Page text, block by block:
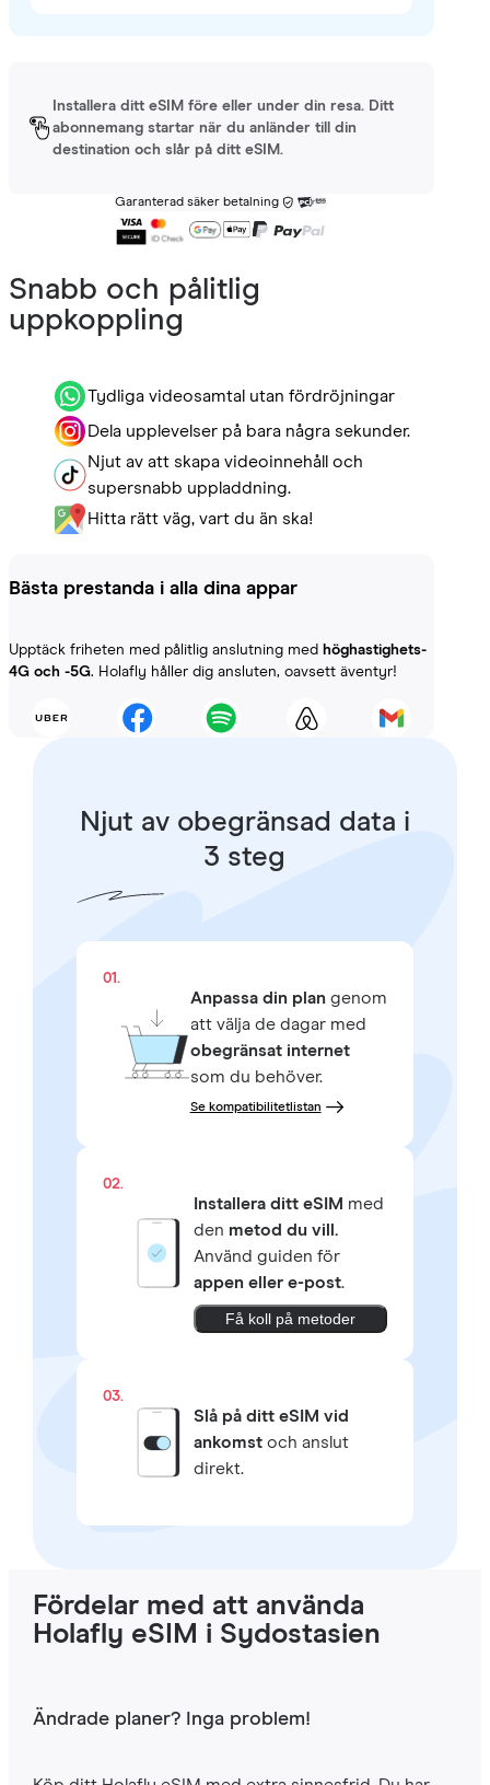
Installera ditt eSIM före eller under din resa. Ditt
abonnemang startar när du anländer till din
destination och slår på ditt eSIM.
Garanterad säker betalning
Snabb och pålitlig
uppkoppling
Tydliga videosamtal utan fördröjningar
Dela upplevelser på bara några sekunder.
Njut av att skapa videoinnehåll och
supersnabb uppladdning.
Hitta rätt väg, vart du än ska!
Bästa prestanda i alla dina appar
Upptäck friheten med pålitlig anslutning med höghastighets-
4G och -5G. Holafly håller dig ansluten, oavsett äventyr!
Njut av obegränsad data i
3 steg
01.
Anpassa din plangenom
att välja de dagar med
obegränsat internet
som du behöver.
Se kompatibilitetlistan
02.
Installera ditt eSIM med
den metod du vill.
Använd guiden för
appen eller e-post.
Få koll på metoder
03.
Slå på ditt eSIM vid
ankomstoch anslut
direkt.
Fördelar med att använda
Holafly eSIM i Sydostasien
Ändrade planer? Inga problem!